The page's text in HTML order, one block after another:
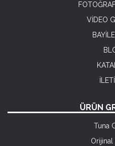
VİDEO
ÜRÜN
Tuna